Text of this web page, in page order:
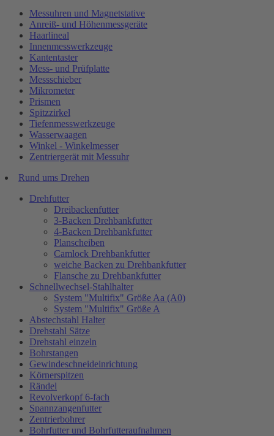
Messuhren und Magnetstative
Anreiß- und Höhenmessgeräte
Haarlineal
Innenmesswerkzeuge
Kantentaster
Mess- und Prüfplatte
Messschieber
Mikrometer
Prismen
Spitzzirkel
Tiefenmesswerkzeuge
Wasserwaagen
Winkel - Winkelmesser
Zentriergerät mit Messuhr
Rund ums Drehen
Drehfutter
Dreibackenfutter
3-Backen Drehbankfutter
4-Backen Drehbankfutter
Planscheiben
Camlock Drehbankfutter
weiche Backen zu Drehbankfutter
Flansche zu Drehbankfutter
Schnellwechsel-Stahlhalter
System "Multifix" Größe Aa (A0)
System "Multifix" Größe A
Abstechstahl Halter
Drehstahl Sätze
Drehstahl einzeln
Bohrstangen
Gewindeschneideinrichtung
Körnerspitzen
Rändel
Revolverkopf 6-fach
Spannzangenfutter
Zentrierbohrer
Bohrfutter und Bohrfutteraufnahmen